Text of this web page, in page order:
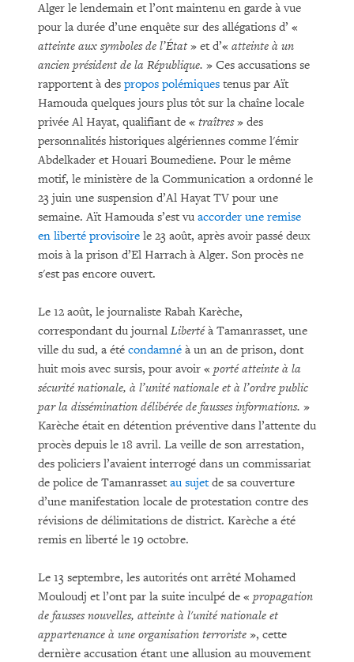
Alger le lendemain et l’ont maintenu en garde à vue
pour la durée d’une enquête sur des allégations d’ «
atteinte aux symboles de l’État » et d’« atteinte à un
ancien président de la République. » Ces accusations se
rapportent à des propos polémiques tenus par Aït
Hamouda quelques jours plus tôt sur la chaîne locale
privée Al Hayat, qualifiant de « traîtres» des
personnalités historiques algériennes comme l'émir
Abdelkader et Houari Boumediene. Pour le même
motif, le ministère de la Communication a ordonné le
23 juin une suspension d’Al Hayat TV pour une
semaine. Aït Hamouda s’est vu accorder une remise
en liberté provisoire le 23 août, après avoir passé deux
mois à la prison d’El Harrach à Alger. Son procès ne
s'est pas encore ouvert.
Le 12 août, le journaliste Rabah Karèche,
correspondant du journal Libertéà Tamanrasset, une
ville du sud, a été condamné à un an de prison, dont
huit mois avec sursis, pour avoir « porté atteinte à la
sécurité nationale, à l’unité nationale et à l’ordre public
par la dissémination délibérée de fausses informations. »
Karèche était en détention préventive dans l’attente du
procès depuis le 18 avril. La veille de son arrestation,
des policiers l’avaient interrogé dans un commissariat
de police de Tamanrasset au sujetde sa couverture
d’une manifestation locale de protestation contre des
révisions de délimitations de district. Karèche a été
remis en liberté le 19 octobre.
Le 13 septembre, les autorités ont arrêté Mohamed
Mouloudj et l’ont par la suite inculpé de « propagation
de fausses nouvelles, atteinte à l'unité nationale et
appartenance à une organisation terroriste », cette
dernière accusation étant une allusion au mouvement